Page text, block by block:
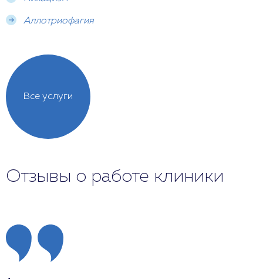
Аллотриофагия
Все услуги
Отзывы о работе клиники